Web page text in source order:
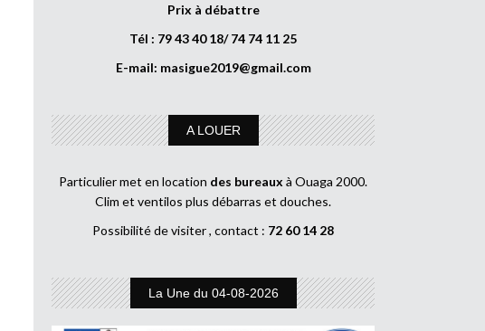
Prix à débattre
Tél : 79 43 40 18/ 74 74 11 25
E-mail: masigue2019@gmail.com
A LOUER
Particulier met en location des bureaux à Ouaga 2000.
Clim et ventilos plus débarras et douches.
Possibilité de visiter , contact : 72 60 14 28
La Une du 04-08-2026